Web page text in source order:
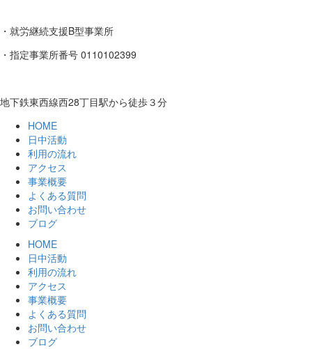
・就労継続支援B型事業所
・指定事業所番号 0110102399
地下鉄東西線西28丁目駅から徒歩３分
HOME
日中活動
利用の流れ
アクセス
事業概要
よくある質問
お問い合わせ
ブログ
HOME
日中活動
利用の流れ
アクセス
事業概要
よくある質問
お問い合わせ
ブログ